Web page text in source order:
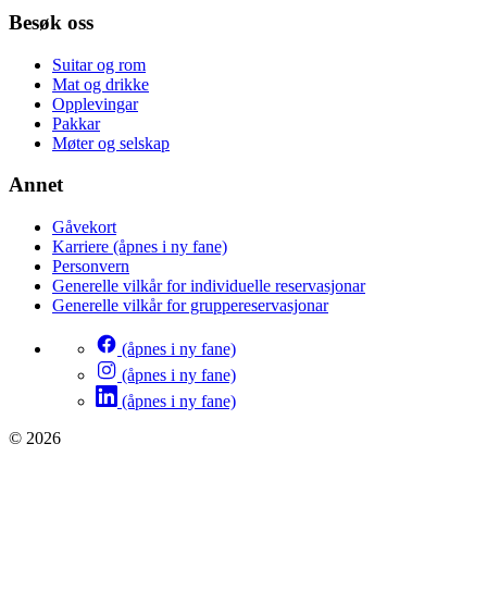
Besøk oss
Suitar og rom
Mat og drikke
Opplevingar
Pakkar
Møter og selskap
Annet
Gåvekort
Karriere (åpnes i ny fane)
Personvern
Generelle vilkår for individuelle reservasjonar
Generelle vilkår for gruppereservasjonar
(åpnes i ny fane)
(åpnes i ny fane)
(åpnes i ny fane)
© 2026